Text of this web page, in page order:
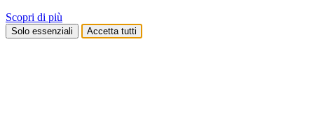
Scopri di più
Solo essenziali Accetta tutti